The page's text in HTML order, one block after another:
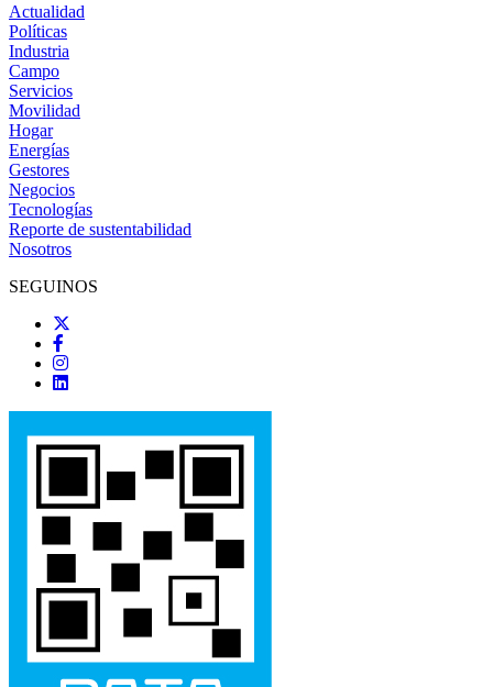
Actualidad
Políticas
Industria
Campo
Servicios
Movilidad
Hogar
Energías
Gestores
Negocios
Tecnologías
Reporte de sustentabilidad
Nosotros
SEGUINOS